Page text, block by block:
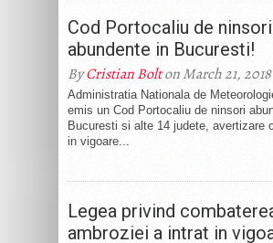
Cod Portocaliu de ninsori
abundente in Bucuresti!
ByCristian Bolton March 21, 2018
Administratia Nationala de
emis un Cod Portocaliu de ninsori
Bucuresti si alte 14 judete, avertizare
in vigoare...
Legea privind
ambroziei a intrat in